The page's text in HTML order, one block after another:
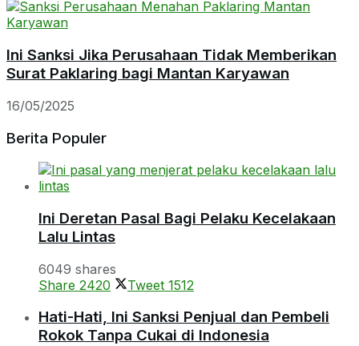
Ini Sanksi Jika Perusahaan Tidak Memberikan
Surat Paklaring bagi Mantan Karyawan
16/05/2025
Berita Populer
Ini Deretan Pasal Bagi Pelaku Kecelakaan
Lalu Lintas
6049 shares
Share 2420 Tweet 1512
Hati-Hati, Ini Sanksi Penjual dan Pembeli
Rokok Tanpa Cukai di Indonesia